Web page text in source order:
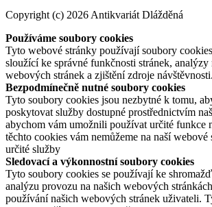
Copyright (c) 2026 Antikvariát Dlážděná
Používáme soubory cookies
Tyto webové stránky používají soubory
sloužící ke správné funkčnosti stránek, analýzy
webových stránek a zjištění zdroje návštěvnosti.
Bezpodmínečně nutné soubory cookies
Tyto soubory cookies jsou nezbytné k tomu,
poskytovat služby dostupné prostřednictvím
abychom vám umožnili používat určité funkce
těchto cookies vám nemůžeme na naší webové
určité služby
Sledovací a výkonnostní soubory cookies
Tyto soubory cookies se používají ke
analýzu provozu na našich webových
používání našich webových stránek uživateli.